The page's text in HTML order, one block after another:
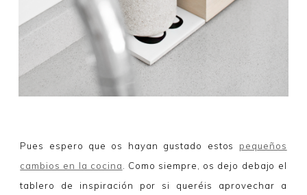
Pues espero que os hayan gustado estospequeños
cambios en la cocina
. Como siempre, os dejo debajo el
tablero de inspiración por si queréis aprovechar a